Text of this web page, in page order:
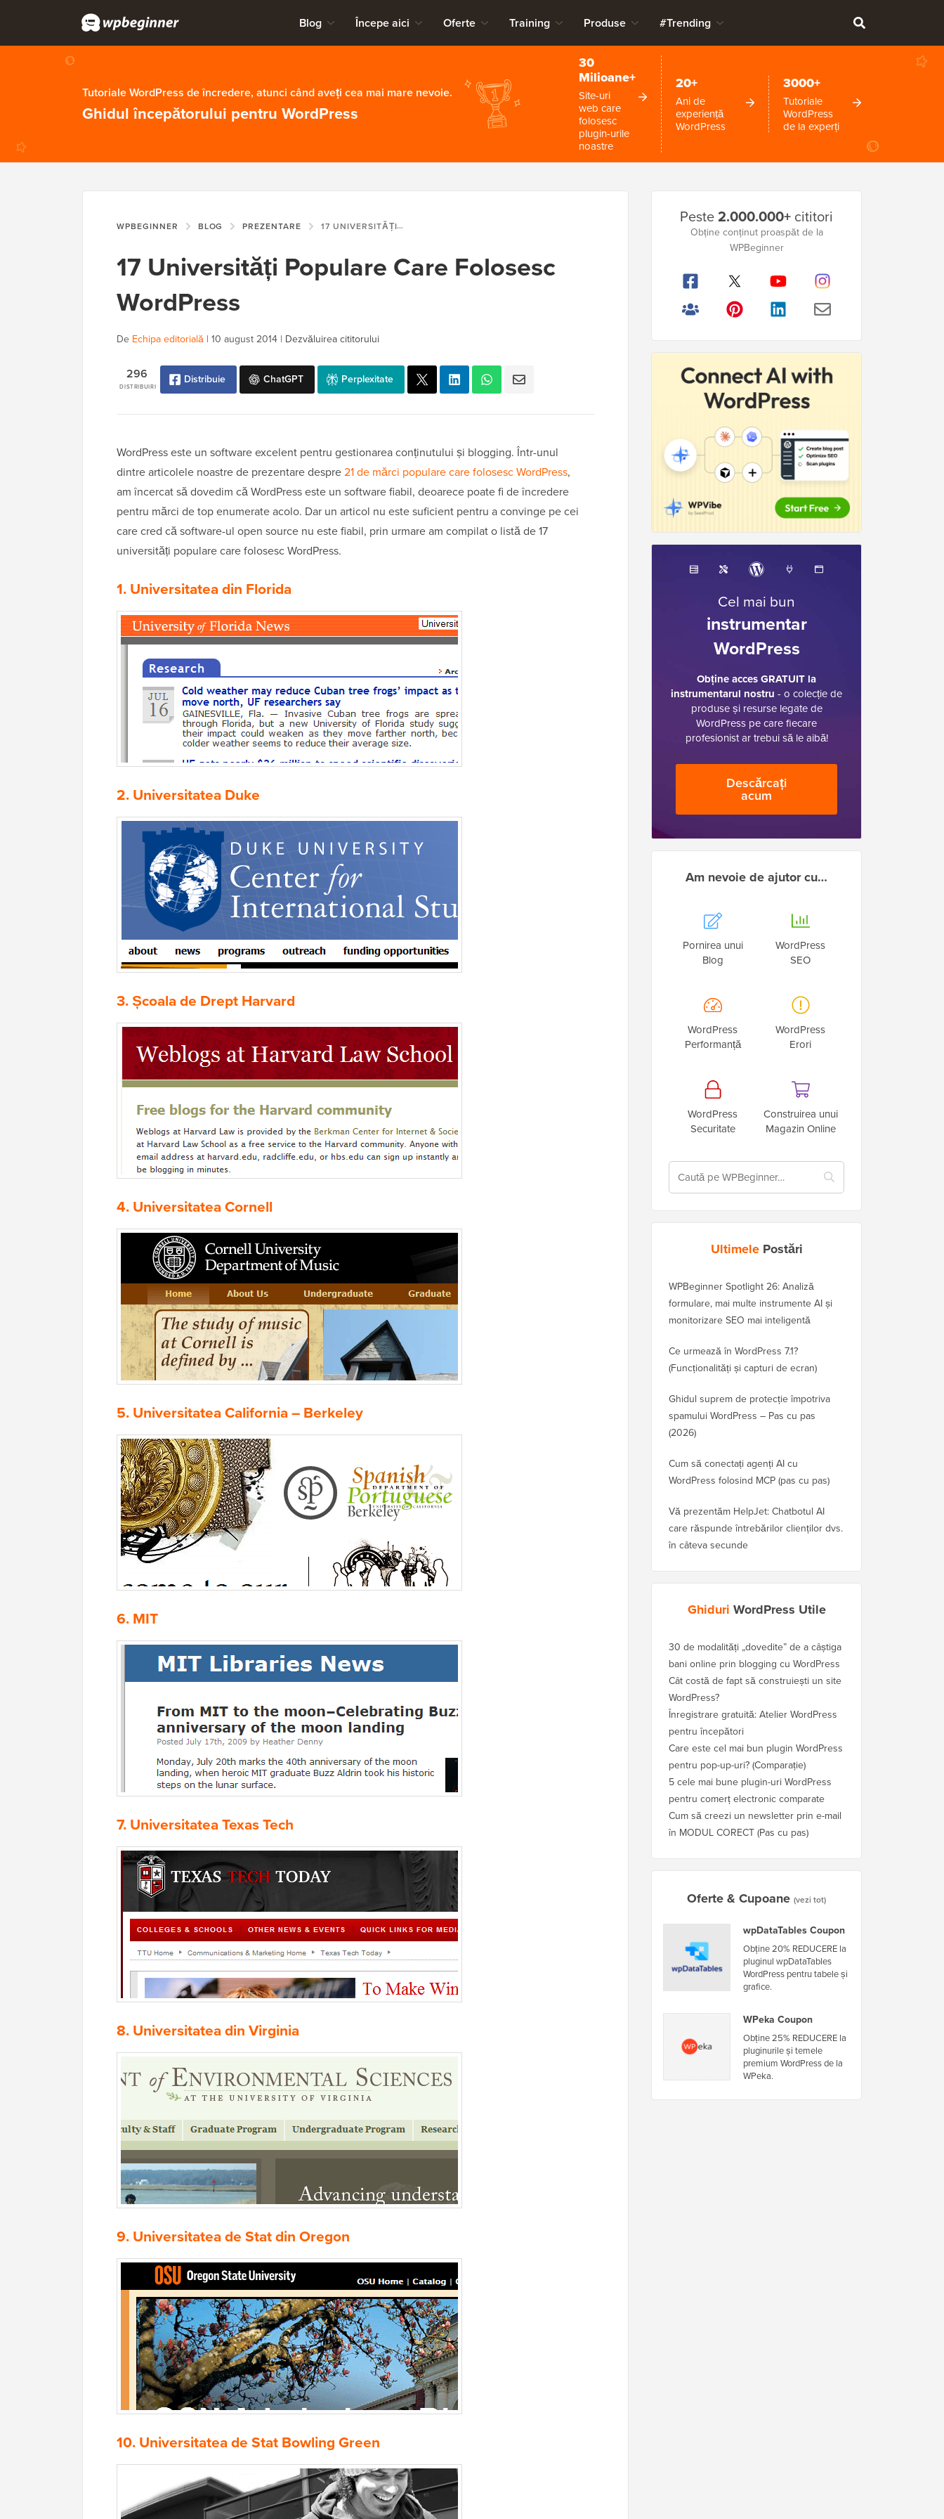
Blog Începe aici Oferte Training Produse #Trending
Tutoriale WordPress de încredere, atunci când aveți cea mai mare nevoie.
Ghidul începătorului pentru WordPress
30
Milioane+
Site-uri
web care
folosesc
plugin-urile
noastre
20+
Ani de
experiență
WordPress
3000+
Tutoriale
WordPress
de la experți
WPBEGINNER BLOG PREZENTARE 17 UNIVERSITĂȚI POPULARE CARE FOLOSESC WORDPRESS
17 Universități Populare Care Folosesc
WordPress
De Echipa editorială | 10 august 2014 | Dezvăluirea cititorului
DISTRIBUIRI
296 Distribuie ChatGPT Perplexitate
WordPress este un software excelent pentru gestionarea conținutului și blogging. Într-unul
dintre articolele noastre de prezentare despre21 de mărci populare care folosesc WordPress,
am încercat să dovedim că WordPress este un software fiabil, deoarece poate fi de încredere
pentru mărci de top enumerate acolo. Dar un articol nu este suficient pentru a convinge pe cei
care cred că software-ul open source nu este fiabil, prin urmare am compilat o listă de 17
universități populare care folosesc WordPress.
1.Universitatea din Florida
2.Universitatea Duke
3.Școala de Drept Harvard
4.Universitatea Cornell
5.Universitatea California – Berkeley
6.MIT
7.Universitatea Texas Tech
8.Universitatea din Virginia
9.Universitatea de Stat din Oregon
10.Universitatea de Stat Bowling Green
laterală
Peste2.000.000+ cititori
Obține conținut proaspăt de la
WPBeginner
Cel mai bun
instrumentar
WordPress
Obține acces GRATUIT la
instrumentarul nostru - o colecție de
produse și resurse legate de
WordPress pe care fiecare
profesionist ar trebui să le aibă!
Descărcați
acum
Am nevoie de ajutor cu…
Pornirea unui
Blog
WordPress
SEO
WordPress
Performanță
WordPress
Erori
WordPress
Securitate
Construirea unui
Magazin Online
UltimelePostări
WPBeginner Spotlight 26: Analiză
formulare, mai multe instrumente AI și
monitorizare SEO mai inteligentă
Ce urmează în WordPress 7.1?
(Funcționalități și capturi de ecran)
Ghidul suprem de protecție împotriva
spamului WordPress – Pas cu pas
(2026)
Cum să conectați agenți AI cu
WordPress folosind MCP (pas cu pas)
Vă prezentăm HelpJet: Chatbotul AI
care răspunde întrebărilor clienților dvs.
în câteva secunde
Ghiduri WordPress Utile
30 de modalități „dovedite” de a câștiga
bani online prin blogging cu WordPress
Cât costă de fapt să construiești un site
WordPress?
Înregistrare gratuită: Atelier WordPress
pentru începători
Care este cel mai bun plugin WordPress
pentru pop-up-uri? (Comparație)
5 cele mai bune plugin-uri WordPress
pentru comerț electronic comparate
Cum să creezi un newsletter prin e-mail
în MODUL CORECT (Pas cu pas)
Oferte & Cupoane (vezi tot)
wpDataTables Coupon
Obține 20% REDUCERE la
pluginul wpDataTables
WordPress pentru tabele și
grafice.
WPeka Coupon
Obține 25% REDUCERE la
pluginurile și temele
premium WordPress de la
WPeka.